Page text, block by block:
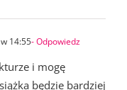
14:55- Odpowiedz
i mogę
będzie bardziej